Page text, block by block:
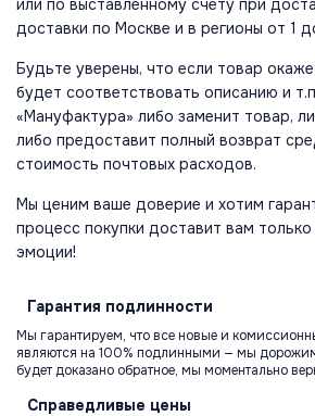
или по выставленному счету при
доставки по Москве и в регионы от 1
Будьте уверены, что если товар
будет соответствовать описанию и
«Мануфактура» либо заменит товар,
либо предоставит полный возврат
стоимость почтовых расходов.
Мы ценим ваше доверие и хотим
процесс покупки доставит вам
эмоции!
Гарантия подлинности
Мы гарантируем, что все новые и
являются на 100% подлинными — мы
будет доказано обратное, мы моментально
Справедливые цены